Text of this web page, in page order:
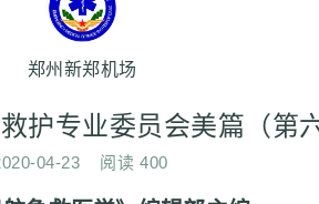
郑州新郑机场
护专业委员会美篇（第
04-23 阅读 400